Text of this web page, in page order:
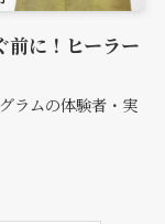
前に！ヒーラー
ラムの体験者・実